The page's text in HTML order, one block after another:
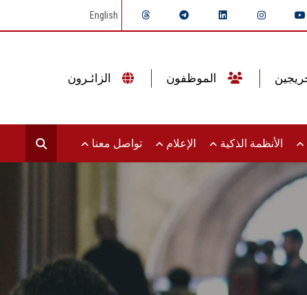
English
الأنظمة الذكية الإعلام تواصل معنا